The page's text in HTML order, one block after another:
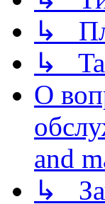
↳
↳
О
and
↳